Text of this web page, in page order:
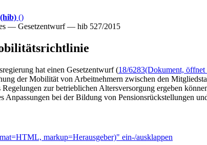
()
— Gesetzentwurf — hib 527/2015
hat einen Gesetzentwurf (18/6283(Dokument, öffnet
der Mobilität von Arbeitnehmern zwischen den
Regelungen zur betrieblichen Altersversorgung ergeben
Anpassungen bei der Bildung von Pensionsrückstellungen
markup=Herausgeber)" ein-/ausklappen